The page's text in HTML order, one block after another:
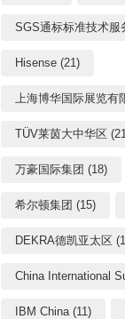
SGS通标标准技术服
Hisense (21)
上海博华国际展览有
TÜV莱茵大中华区
万豪国际集团 (18)
希尔顿集团 (15)
DEKRA德凯亚太区
China International
IBM China (11)